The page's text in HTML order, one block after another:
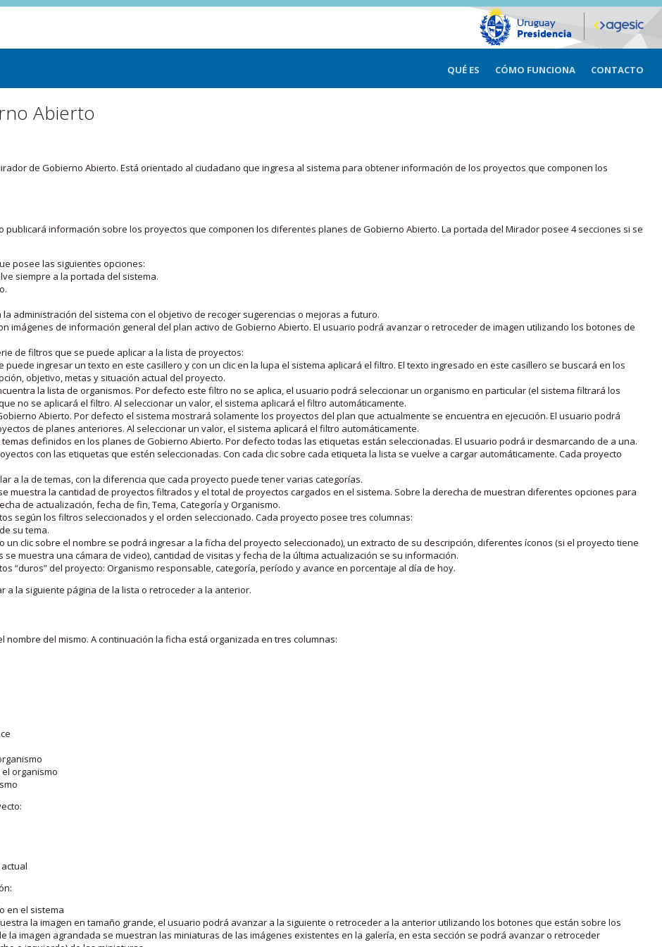
QUÉ ES CÓMO FUNCIONA CONTACTO
Abierto
de Gobierno Abierto. Está orientado al ciudadano que ingresa al sistema para obtener información de los proyectos que componen los
publicará información sobre los proyectos que componen los diferentes planes de Gobierno Abierto. La portada del Mirador posee 4 secciones si se
posee las siguientes opciones:
siempre a la portada del sistema.
administración del sistema con el objetivo de recoger sugerencias o mejoras a futuro.
imágenes de información general del plan activo de Gobierno Abierto. El usuario podrá avanzar o retroceder de imagen utilizando los botones de
de filtros que se puede aplicar a la lista de proyectos:
puede ingresar un texto en este casillero y con un clic en la lupa el sistema aplicará el filtro. El texto ingresado en este casillero se buscará en los
objetivo, metas y situación actual del proyecto.
la lista de organismos. Por defecto este filtro no se aplica, el usuario podrá seleccionar un organismo en particular (el sistema filtrará los
no se aplicará el filtro. Al seleccionar un valor, el sistema aplicará el filtro automáticamente.
Abierto. Por defecto el sistema mostrará solamente los proyectos del plan que actualmente se encuentra en ejecución. El usuario podrá
de planes anteriores. Al seleccionar un valor, el sistema aplicará el filtro automáticamente.
definidos en los planes de Gobierno Abierto. Por defecto todas las etiquetas están seleccionadas. El usuario podrá ir desmarcando de a una.
con las etiquetas que estén seleccionadas. Con cada clic sobre cada etiqueta la lista se vuelve a cargar automáticamente. Cada proyecto
a la de temas, con la diferencia que cada proyecto puede tener varias categorías.
muestra la cantidad de proyectos filtrados y el total de proyectos cargados en el sistema. Sobre la derecha de muestran diferentes opciones para
de actualización, fecha de fin, Tema, Categoría y Organismo.
según los filtros seleccionados y el orden seleccionado. Cada proyecto posee tres columnas:
su tema.
un clic sobre el nombre se podrá ingresar a la ficha del proyecto seleccionado), un extracto de su descripción, diferentes íconos (si el proyecto tiene
muestra una cámara de video), cantidad de visitas y fecha de la última actualización se su información.
“duros” del proyecto: Organismo responsable, categoría, período y avance en porcentaje al día de hoy.
la siguiente página de la lista o retroceder a la anterior.
del mismo. A continuación la ficha está organizada en tres columnas:
organismo
en el sistema
la imagen en tamaño grande, el usuario podrá avanzar a la siguiente o retroceder a la anterior utilizando los botones que están sobre los
la imagen agrandada se muestran las miniaturas de las imágenes existentes en la galería, en esta sección se podrá avanzar o retroceder